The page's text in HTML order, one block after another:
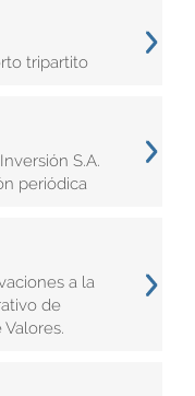
tripartito
S.A.
periódica
a la
de